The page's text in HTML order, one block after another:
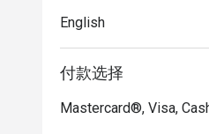
适合浪漫约会、与朋友
English
付款选择
Mastercard®, Visa,